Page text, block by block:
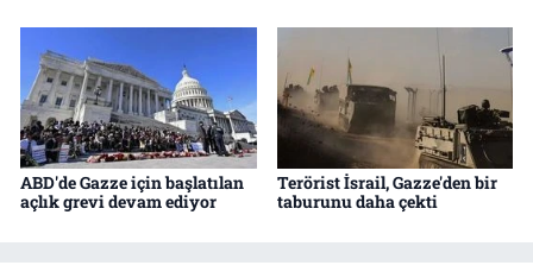
ABD'de Gazze için başlatılan
açlık grevi devam ediyor
Terörist İsrail, Gazze'den bir
taburunu daha çekti